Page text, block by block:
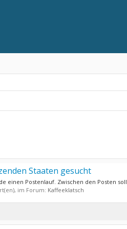
Staaten gesucht
einen Postenlauf. Zwischen den Posten
im Forum: Kaffeeklatsch